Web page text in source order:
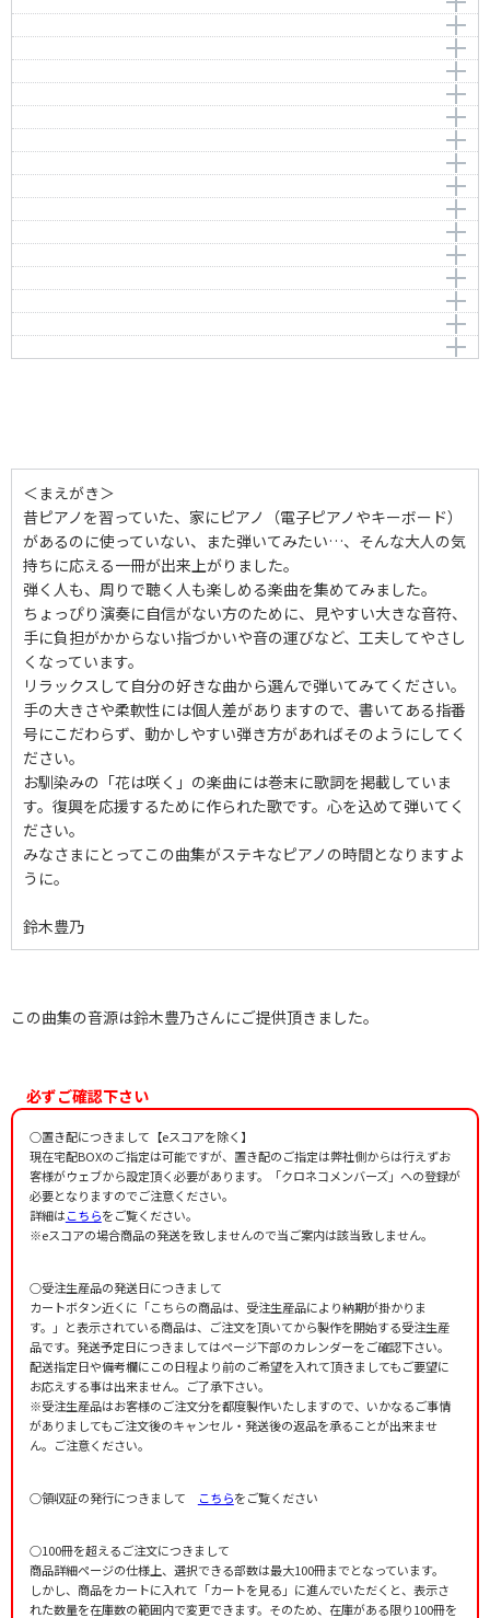
世界に一つだけの花
作曲者：槇原敬之
Makihara，Noriyuki
編曲者：鈴木豊乃
夜空ノムコウ
作曲者：川村結花
Kawamura，Yuka
編曲者：鈴木豊乃
明日があるさ
作曲者：中村八大
Nakamura，Hachidai
編曲者：鈴木豊乃
翼をください
作曲者：村井邦彦
Murai，Kunihiko
編曲者：鈴木豊乃
さくら（独唱）
作曲者：森山 直太朗
Moriyama，Naotaro
編曲者：鈴木豊乃
なごり雪
作曲者：伊勢正三
Ise，Shozo
編曲者：鈴木豊乃
ハナミズキ
作曲者：マシコ タツロウ
Mashiko，Tatsuro
編曲者：鈴木豊乃
少年時代
作曲者：井上陽水／平井夏美
Inoue，Yosui/Hirai，Natsumi
編曲者：鈴木豊乃
雪の華
作曲者：松本良喜
Matsumoto，Ryoki
編曲者：鈴木豊乃
北の国からー遙かなる大地よりー
作曲者：さだ まさし
Sada，Masashi
編曲者：鈴木豊乃
Butterfly
作曲者：末光 篤
Suemitstu，Atsushi
編曲者：鈴木豊乃
亜麻色の髪の乙女
作曲者：すぎやま こういち
Sugiyama，Kouichi
編曲者：鈴木豊乃
Jupiter
Jupiter
作曲者：ホルスト，グスターヴ
Holst，Gustav
花は咲く
作曲者：菅野 よう子
Kanno，Yoko
涙そうそう
作曲者：BEGIN
ふるさと
＜まえがき＞
昔ピアノを習っていた、家にピアノ（電子ピアノやキーボード）
があるのに使っていない、また弾いてみたい…、そんな大人の気
持ちに応える一冊が出来上がりました。
弾く人も、周りで聴く人も楽しめる楽曲を集めてみました。
ちょっぴり演奏に自信がない方のために、見やすい大きな音符、
手に負担がかからない指づかいや音の運びなど、工夫してやさし
くなっています。
リラックスして自分の好きな曲から選んで弾いてみてください。
手の大きさや柔軟性には個人差がありますので、書いてある指番
号にこだわらず、動かしやすい弾き方があればそのようにしてく
ださい。
お馴染みの「花は咲く」の楽曲には巻末に歌詞を掲載していま
す。復興を応援するために作られた歌です。心を込めて弾いてく
ださい。
みなさまにとってこの曲集がステキなピアノの時間となりますよ
うに。
鈴木豊乃
この曲集の音源は鈴木豊乃さんにご提供頂きました。
必ずご確認下さい
○置き配につきまして【eスコアを除く】
現在宅配BOXのご指定は可能ですが、置き配のご指定は弊社側からは行えずお
客様がウェブから設定頂く必要があります。「クロネコメンバーズ」への登録が
必要となりますのでご注意ください。
詳細はこちらをご覧ください。
※eスコアの場合商品の発送を致しませんので当ご案内は該当致しません。
○受注生産品の発送日につきまして
カートボタン近くに「こちらの商品は、受注生産品により納期が掛かりま
す。」と表示されている商品は、ご注文を頂いてから製作を開始する受注生産
品です。発送予定日につきましてはページ下部のカレンダーをご確認下さい。
配送指定日や備考欄にこの日程より前のご希望を入れて頂きましてもご要望に
お応えする事は出来ません。ご了承下さい。
※受注生産品はお客様のご注文分を都度製作いたしますので、いかなるご事情
がありましてもご注文後のキャンセル・発送後の返品を承ることが出来ませ
ん。ご注意ください。
○領収証の発行につきまして こちらをご覧ください
○100冊を超えるご注文につきまして
商品詳細ページの仕様上、選択できる部数は最大100冊までとなっています。
しかし、商品をカートに入れて「カートを見る」に進んでいただくと、表示さ
れた数量を在庫数の範囲内で変更できます。そのため、在庫がある限り100冊を